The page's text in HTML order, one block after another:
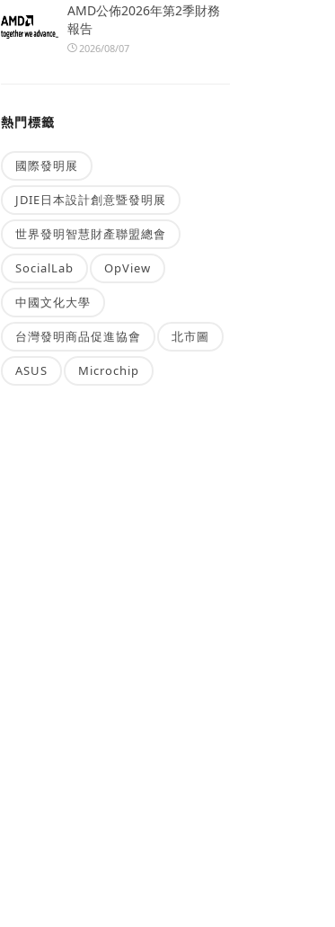
AMD公佈2026年第2季財務
報告
2026/08/07
熱門標籤
國際發明展
JDIE日本設計創意暨發明展
世界發明智慧財產聯盟總會
SocialLab OpView
中國文化大學
台灣發明商品促進協會 北市圖
ASUS Microchip